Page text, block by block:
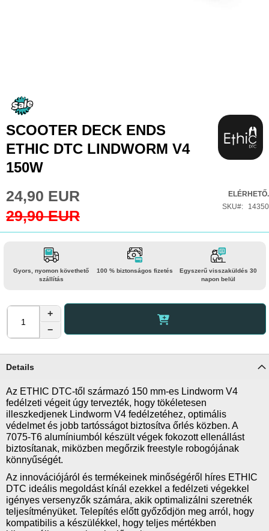
Ugrás
képgaléria
SCOOTER DECK ENDS
ETHIC DTC LINDWORM V4
150W
Special
Price
24,90 EUR
29,90 EUR
ELÉRHETŐ.
SKU
14350
Gyors, nyomon követhető
szállítás
100 % biztonságos fizetés
Egyszerű visszaküldés 30
napon belül
+
−
Details
Az ETHIC DTC-től származó 150 mm-es Lindworm V4
fedélzeti végeit úgy tervezték, hogy tökéletesen
illeszkedjenek Lindworm V4 fedélzetéhez, optimális
védelmet és jobb tartósságot biztosítva őrlés közben. A
7075-T6 alumíniumból készült végek fokozott ellenállást
biztosítanak, miközben megőrzik freestyle robogójának
könnyűségét.
Az innovációjáról és termékeinek minőségéről híres ETHIC
DTC ideális megoldást kínál ezekkel a fedélzeti végekkel
igényes versenyzők számára, akik optimalizálni szeretnék
teljesítményüket. Telepítés előtt győződjön meg arról, hogy
kompatibilis a készülékkel, hogy teljes mértékben